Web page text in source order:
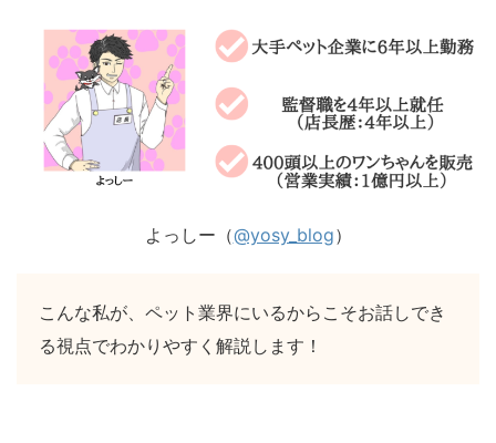
よっしー（@yosy_blog）
こんな私が、ペット業界にいるからこそお話しでき
る視点でわかりやすく解説します！